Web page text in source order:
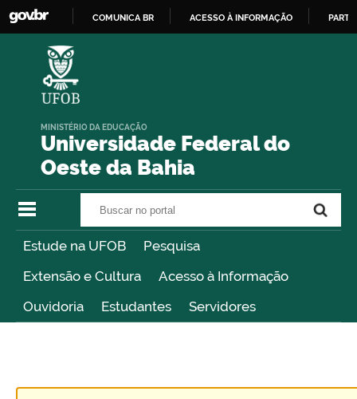
COMUNICA BR ACESSO À INFORMAÇÃO
Universidade Federal do
Oeste da Bahia
MINISTÉRIO DA EDUCAÇÃO
Estude na UFOB
Pesquisa
Extensão e Cultura
Acesso à Informação
Ouvidoria
Estudantes Servidores